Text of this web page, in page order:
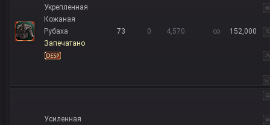
Укрепленная
Кожаная
Рубаха
Запечатано
73 0 4,570 ∞ 152,000
Усиленная